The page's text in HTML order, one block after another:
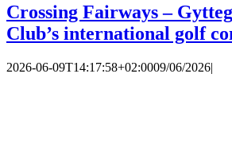
Crossing Fairways –
Club’s international golf
2026-06-09T14:17:58+02:0009/06/2026|